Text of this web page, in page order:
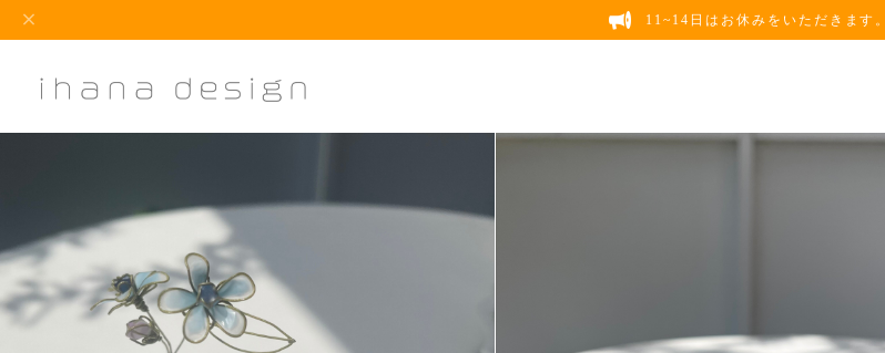
11~14日はお休みをいただきます。